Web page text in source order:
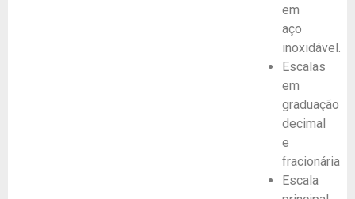
em
aço
inoxidável.
Escalas
em
graduação
decimal
e
fracionária
Escala